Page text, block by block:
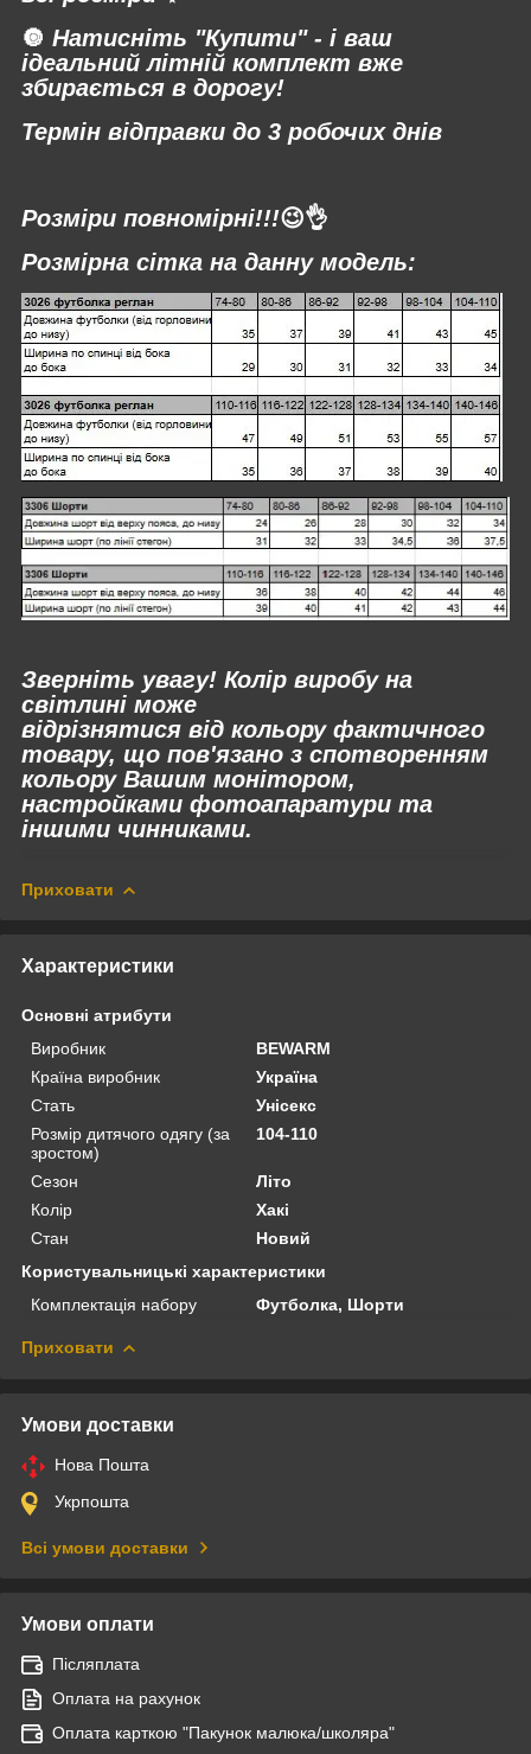
🔘 Натисніть "Купити" - і ваш
ідеальний літній комплект вже
збирається в дорогу!
Термін відправки до 3 робочих днів
Розміри повномірні!!!😉👌
Розмірна сітка на данну модель:
Зверніть увагу! Колір виробу на
світлині може
відрізнятися від кольору фактичного
товару, що пов'язано з спотворенням
кольору Вашим монітором,
настройками фотоапаратури та
іншими чинниками.
Приховати
Характеристики
Основні атрибути
Виробник
BEWARM
Країна виробник
Україна
Стать
Унісекс
Розмір дитячого одягу (за
зростом)
104-110
Сезон
Літо
Колір
Хакі
Стан
Новий
Користувальницькі характеристики
Комплектація набору
Футболка, Шорти
Приховати
Умови доставки
Нова Пошта
Укрпошта
Всі умови доставки
Умови оплати
Післяплата
Оплата на рахунок
Оплата карткою "Пакунок малюка/школяра"